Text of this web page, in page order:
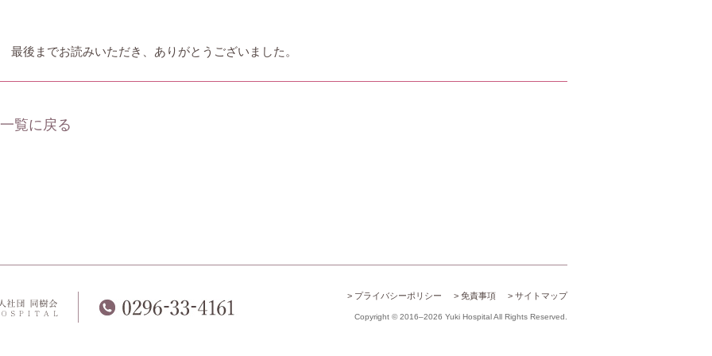
最後までお読みいただき、ありがとうございました。
覧に戻る
サイトマップ
免責事項
プライバシーポリシー
Copyright © 2016–2026 Yuki Hospital All Rights Reserved.